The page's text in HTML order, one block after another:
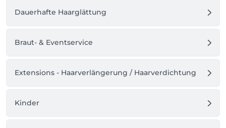
Dauerhafte Haarglättung
Braut- & Eventservice
Extensions - Haarverlängerung / Haarverdichtung
Kinder